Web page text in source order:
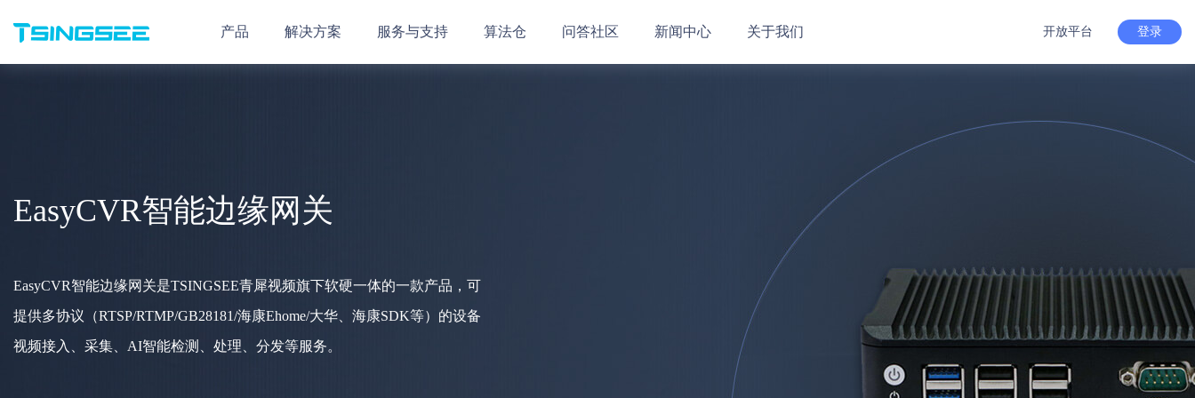
产品 解决方案 服务与支持 算法仓 问答社区 新闻中心 关于我们 开放平台 登录
EasyCVR智能边缘网关
EasyCVR智能边缘网关是TSINGSEE青犀视频旗下软硬一体的一款产品，可
提供多协议（RTSP/RTMP/GB28181/海康Ehome/大华、海康SDK等）的设备
视频接入、采集、AI智能检测、处理、分发等服务。